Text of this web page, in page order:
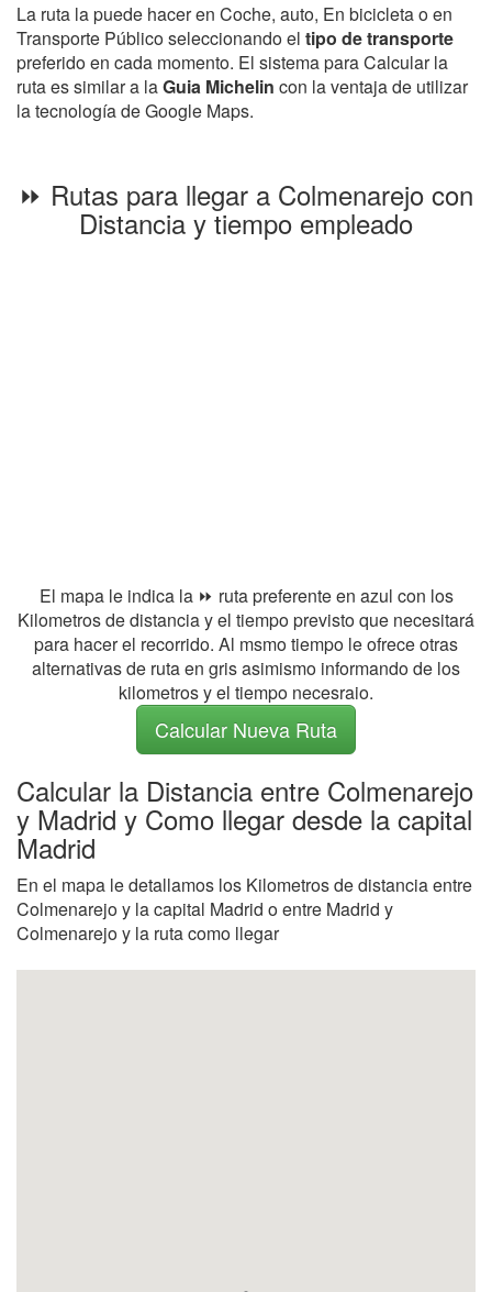
La ruta la puede hacer en Coche, auto, En bicicleta o en
Transporte Público seleccionando el tipo de transporte
preferido en cada momento. El sistema para Calcular la
ruta es similar a laGuia Michelin con la ventaja de utilizar
la tecnología de Google Maps.
⏩ Rutas para llegar a Colmenarejo con
Distancia y tiempo empleado
El mapa le indica la ⏩ ruta preferente en azul con los
Kilometros de distancia y el tiempo previsto que necesitará
para hacer el recorrido. Al msmo tiempo le ofrece otras
alternativas de ruta en gris asimismo informando de los
kilometros y el tiempo necesraio.
Calcular Nueva Ruta
Calcular la Distancia entre Colmenarejo
y Madrid y Como llegar desde la capital
Madrid
En el mapa le detallamos los Kilometros de distancia entre
Colmenarejo y la capital Madrid o entre Madrid y
Colmenarejo y la ruta como llegar